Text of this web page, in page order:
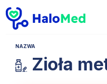
NAZWA
Zioła